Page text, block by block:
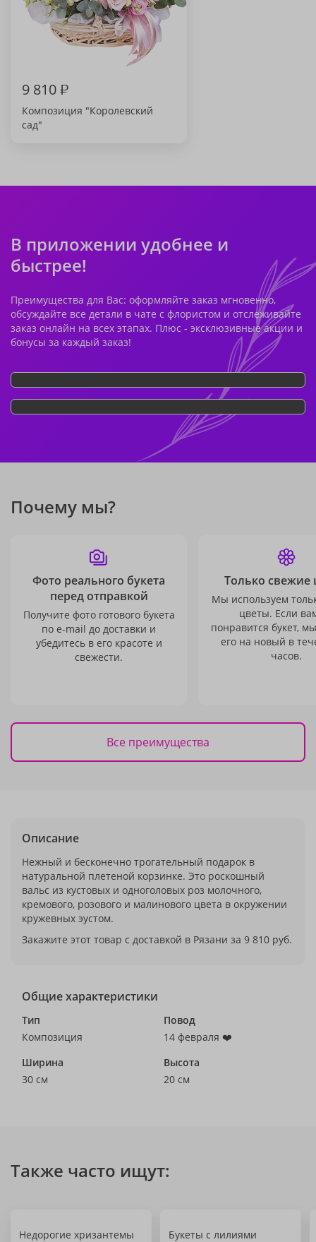
9 810₽
Композиция "Королевский
сад"
В приложении удобнее и
быстрее!
Преимущества для Вас: оформляйте заказ мгновенно,
обсуждайте все детали в чате с флористом и отслеживайте
заказ онлайн на всех этапах. Плюс - эксклюзивные акции и
бонусы за каждый заказ!
Почему мы?
Фото реального букета
перед отправкой
Получите фото готового букета
по e-mail до доставки и
убедитесь в его красоте и
свежести.
Только свежие
Мы используем
цветы. Если
понравится букет,
его на новый в
часов.
Все преимущества
Описание
Нежный и бесконечно трогательный подарок в
натуральной плетеной корзинке. Это роскошный
вальс из кустовых и одноголовых роз молочного,
кремового, розового и малинового цвета в окружении
кружевных эустом.
Закажите этот товар с доставкой в Рязани за 9 810 руб.
Общие характеристики
Тип
Композиция
Повод
14 февраля ❤️
Ширина
30 см
Высота
20 см
Также часто ищут:
Недорогие хризантемы Букеты с лилиями